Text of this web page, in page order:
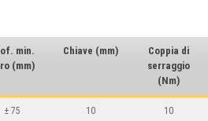
min.
(mm)
Chiave (mm)
Coppia di
serraggio
(Nm)
± 75 10 10